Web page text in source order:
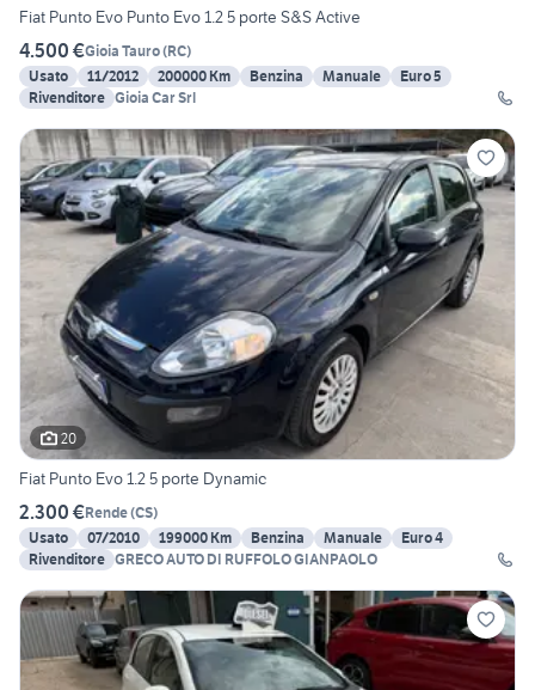
Fiat Punto Evo Punto Evo 1.2 5 porte S&S Active
4.500 €Gioia Tauro(RC)
Usato
11/2012 200000 Km Benzina Manuale
Euro 5
Rivenditore Gioia Car Srl
20
Fiat Punto Evo 1.2 5 porte Dynamic
2.300 €Rende(CS)
Usato
07/2010 199000 Km Benzina Manuale
Euro 4
Rivenditore GRECO AUTO DI RUFFOLO GIANPAOLO